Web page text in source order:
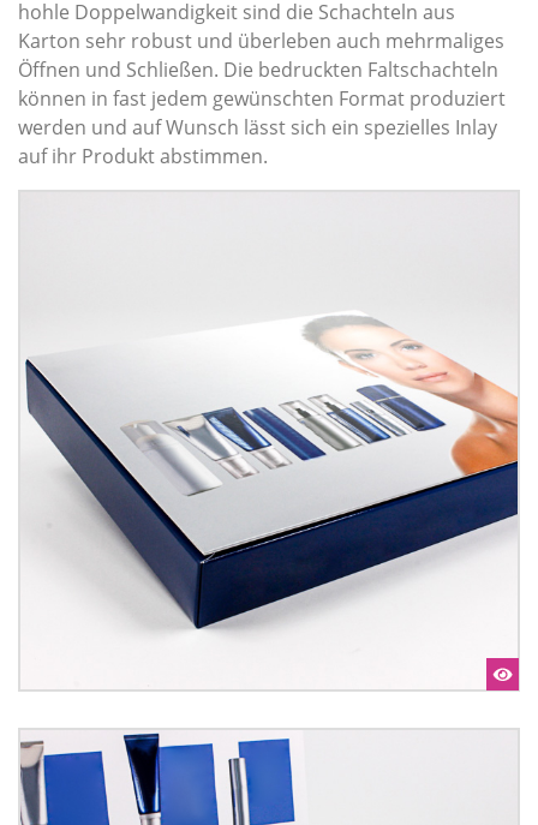
hohle Doppelwandigkeit sind die Schachteln aus
Karton sehr robust und überleben auch mehrmaliges
Öffnen und Schließen. Die bedruckten Faltschachteln
können in fast jedem gewünschten Format produziert
werden und auf Wunsch lässt sich ein spezielles Inlay
auf ihr Produkt abstimmen.